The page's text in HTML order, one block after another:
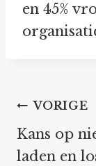
en 45%
Bericht
VORIGE
Kans op
laden en